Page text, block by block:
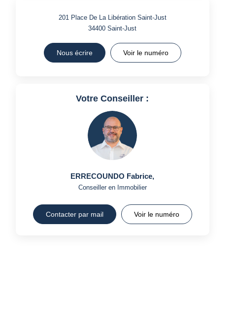
201 Place De La Libération Saint-Just
34400Saint-Just
Nous écrire Voir le numéro
Votre Conseiller :
ERRECOUNDO Fabrice,
Conseiller en Immobilier
Contacter par mail Voir le numéro